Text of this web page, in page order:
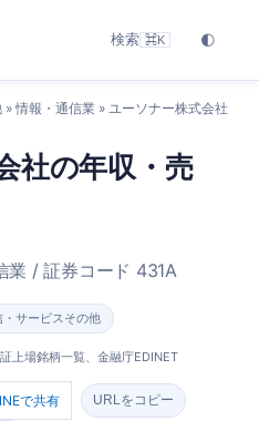
検索 ⌘K 🌓
» 情報・通信業 » ユーソナー株式会社
社の年収・売
業 / 証券コード 431A
・サービスその他
上場銘柄一覧、金融庁EDINET
で共有 URLをコピー